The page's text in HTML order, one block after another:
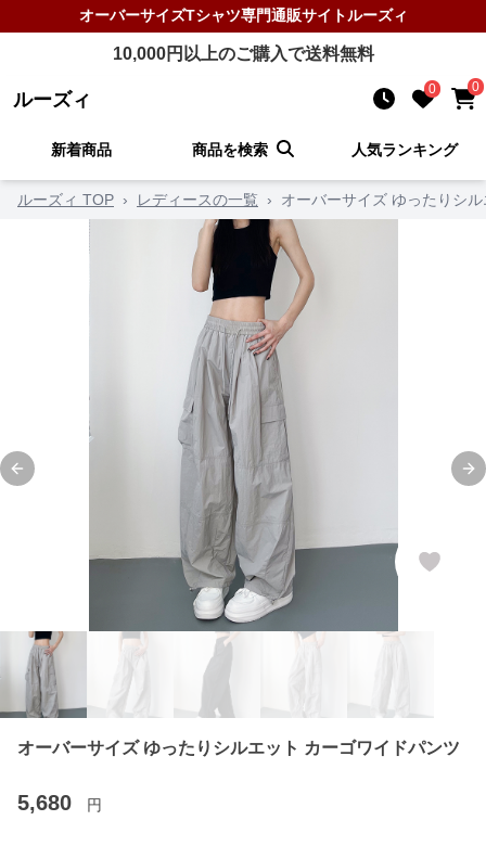
オーバーサイズTシャツ専門通販サイトルーズィ
10,000円以上のご購入で送料無料
ルーズィ 0 0
新着商品 商品を検索 人気ランキング
ルーズィ TOP › レディースの一覧 › オーバーサイズ ゆったりシ
Previous slide
オーバーサイズ ゆったりシルエット カーゴワイドパンツ
5,680 円